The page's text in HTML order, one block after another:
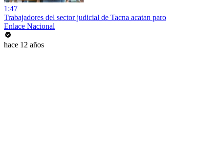
1:47
Trabajadores del sector judicial de Tacna acatan paro
Enlace Nacional
hace 12 años